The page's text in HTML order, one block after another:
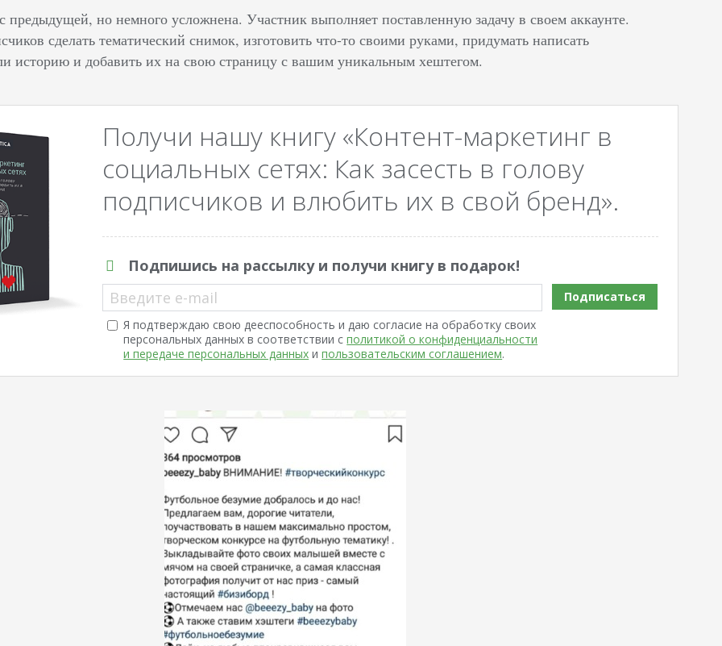
предыдущей, но немного усложнена. Участник выполняет поставленную задачу в своем аккаунте.
сделать тематический снимок, изготовить что-то своими руками, придумать написать
историю и добавить их на свою страницу с вашим уникальным хештегом.
Получи нашу книгу «Контент-маркетинг в
социальных сетях: Как засесть в голову
подписчиков и влюбить их в свой бренд».
Подпишись на рассылку и получи книгу в подарок!
Введите e-mail
Я подтверждаю свою дееспособность и даю согласие на обработку своих
персональных данных в соответствии сполитикой о конфиденциальности
и передаче персональных данных ипользовательским соглашением.
Подписаться